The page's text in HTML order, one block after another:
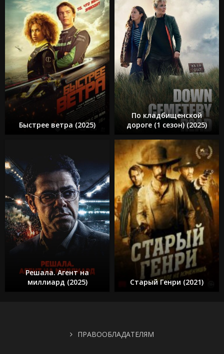
Быстрее ветра (2025)
По кладбищенской
дороге (1 сезон) (2025)
Решала. Агент на
миллиард (2025)
Старый Генри (2021)
ПРАВООБЛАДАТЕЛЯМ